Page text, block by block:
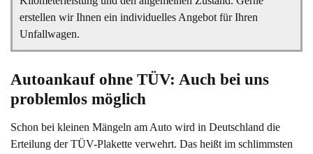
erstellen wir Ihnen ein individuelles Angebot für Ihren
Unfallwagen.
Autoankauf ohne TÜV: Auch bei uns
problemlos möglich
Schon bei kleinen Mängeln am Auto wird in Deutschland die
Erteilung der TÜV-Plakette verwehrt. Das heißt im schlimmsten